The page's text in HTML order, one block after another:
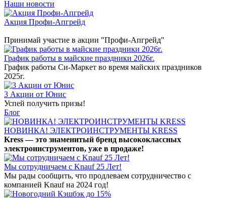
Наши новости
Акция Профи-Апгрейд
Принимай участие в акции "Профи-Апгрейд"
График работы в майские праздники 2026г.
График работы Си-Маркет во время майских праздников
2025г.
3 Акции от Юнис
Успей получить призы!
Блог
НОВИНКА! ЭЛЕКТРОИНСТРУМЕНТЫ KRESS
Kress — это знаменитый бренд высококлассных
электроинструментов, уже в продаже!
Мы сотрудничаем с Knauf 25 Лет!
Мы рады сообщить, что продлеваем сотрудничество с
компанией Knauf на 2024 год!